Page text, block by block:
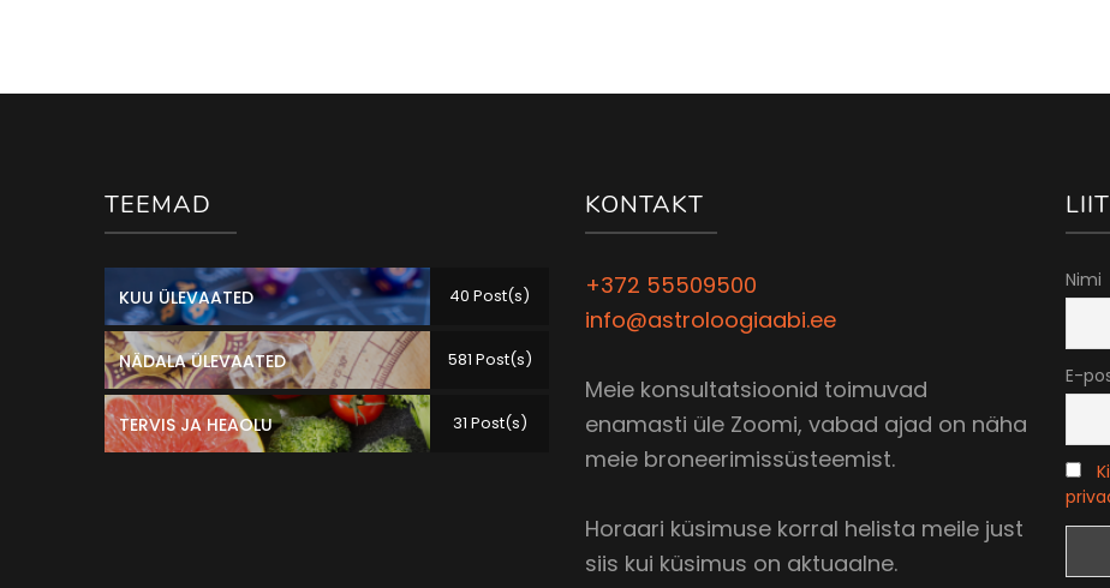
TEEMAD
KUU ÜLEVAATED 40 Post(s)
NÄDALA ÜLEVAATED 581 Post(s)
TERVIS JA HEAOLU 31 Post(s)
KONTAKT
+372 55509500
info@astroloogiaabi.ee
Meie konsultatsioonid toimuvad
enamasti üle Zoomi, vabad ajad on näha
meie broneerimissüsteemist.
Horaari küsimuse korral helista meile just
siis kui küsimus on aktuaalne.
Nimi
E-